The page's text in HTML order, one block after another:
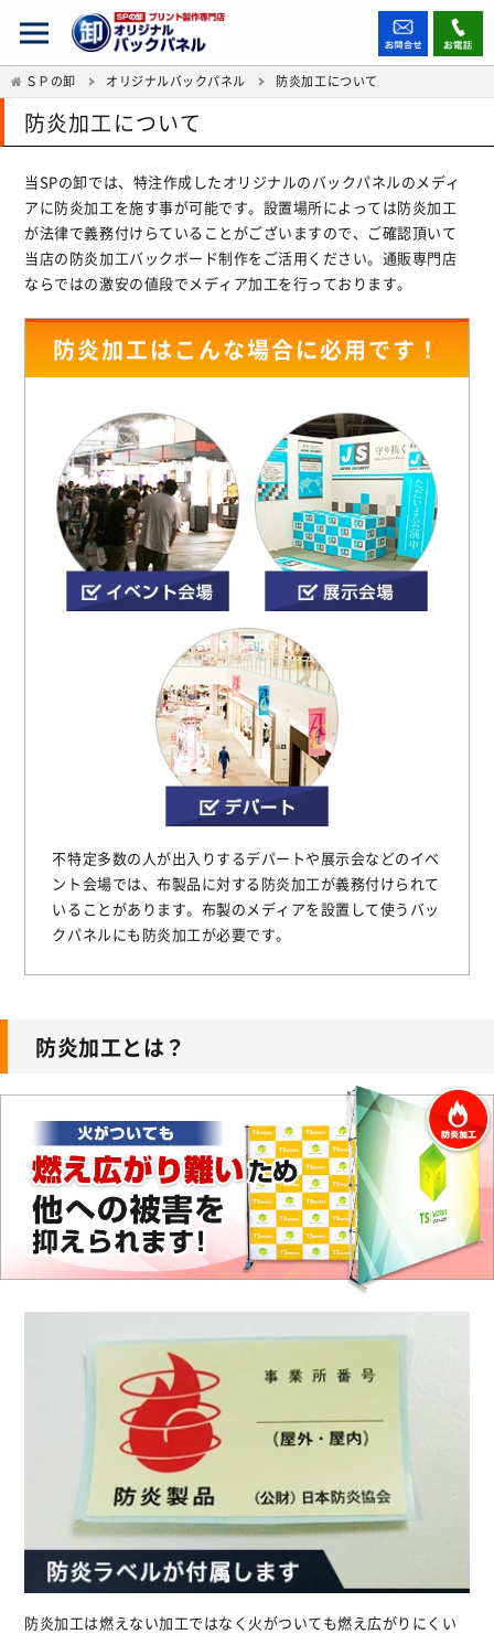
ＳＰの卸 オリジナルバックパネル 防炎加工について
防炎加工について
当SPの卸では、特注作成したオリジナルのバックパネルのメディ
アに防炎加工を施す事が可能です。設置場所によっては防炎加工
が法律で義務付けらていることがございますので、ご確認頂いて
当店の防炎加工バックボード制作をご活用ください。通販専門店
ならではの激安の値段でメディア加工を行っております。
防炎加工はこんな場合に必用です！
不特定多数の人が出入りするデパートや展示会などのイベ
ント会場では、布製品に対する防炎加工が義務付けられて
いることがあります。布製のメディアを設置して使うバッ
クパネルにも防炎加工が必要です。
防炎加工とは？
防炎加工は燃えない加工ではなく火がついても燃え広がりにくい